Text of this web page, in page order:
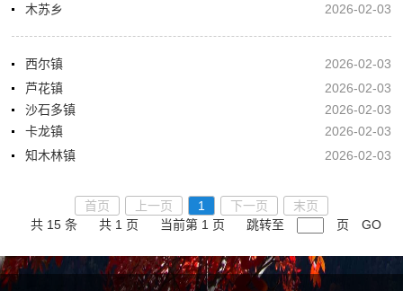
木苏乡
2026-02-03
西尔镇
2026-02-03
芦花镇
2026-02-03
沙石多镇
2026-02-03
卡龙镇
2026-02-03
知木林镇
2026-02-03
首页 上一页 1 下一页
末页
共 15 条
共 1 页 当前第 1 页 跳转至 页 GO